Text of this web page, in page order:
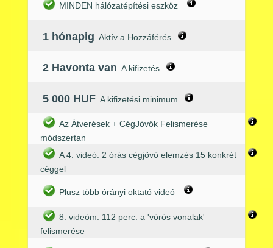
MINDEN hálózatépítési eszköz
1 hónapig Aktív a Hozzáférés
2 Havonta van A kifizetés
5 000 HUF A kifizetési minimum
Az Átverések + CégJövők Felismerése
módszertan
A 4. videó: 2 órás cégjövő elemzés 15 konkrét
céggel
Plusz több órányi oktató videó
8. videóm: 112 perc: a 'vörös vonalak'
felismerése